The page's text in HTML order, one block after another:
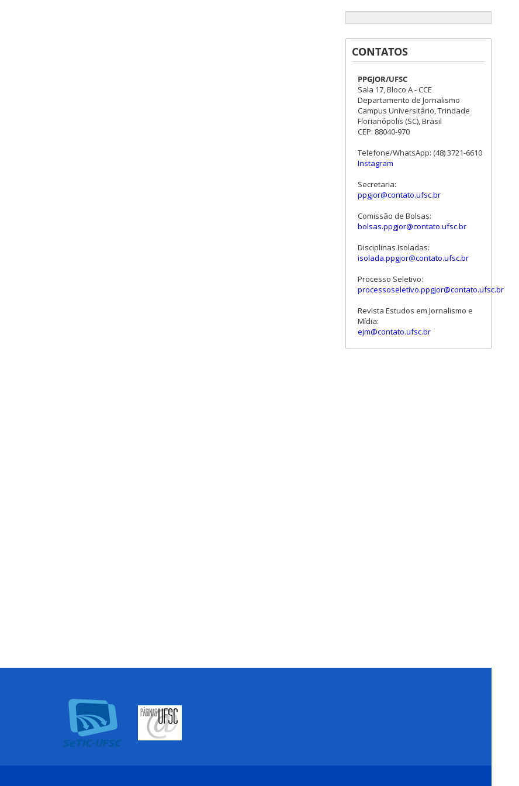
CONTATOS
PPGJOR/UFSC
Sala 17, Bloco A - CCE
Departamento de Jornalismo
Campus Universitário, Trindade
Florianópolis (SC), Brasil
CEP: 88040-970
Telefone/WhatsApp: (48) 3721-6610
Instagram
Secretaria:
ppgjor@contato.ufsc.br
Comissão de Bolsas:
bolsas.ppgjor@contato.ufsc.br
Disciplinas Isoladas:
isolada.ppgjor@contato.ufsc.br
Processo Seletivo:
processoseletivo.ppgjor@contato.ufsc.br
Revista Estudos em Jornalismo e
Mídia:
ejm@contato.ufsc.br